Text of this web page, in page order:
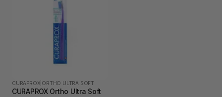
CURAPROX ORTHO ULTRA SOFT
CURAPROX Ortho Ultra Soft